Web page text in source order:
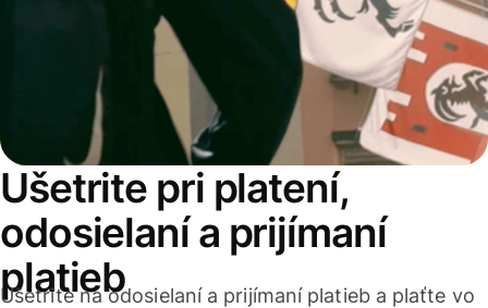
Ušetrite pri platení,
odosielaní a prijímaní
platieb
Ušetrite na odosielaní a prijímaní platieb a plaťte vo